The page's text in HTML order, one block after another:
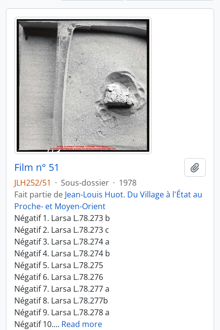
Film n° 51
JLH252/51 · Sous-dossier · 1978
Fait partie de Jean-Louis Huot. Du Village à l'État au
Proche- et Moyen-Orient
Négatif 1. Larsa L.78.273 b
Négatif 2. Larsa L.78.273 c
Négatif 3. Larsa L.78.274 a
Négatif 4. Larsa L.78.274 b
Négatif 5. Larsa L.78.275
Négatif 6. Larsa L.78.276
Négatif 7. Larsa L.78.277 a
Négatif 8. Larsa L.78.277b
Négatif 9. Larsa L.78.278 a
Négatif 10.… Read more